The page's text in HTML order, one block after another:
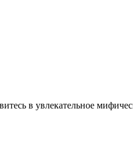
в увлекательное